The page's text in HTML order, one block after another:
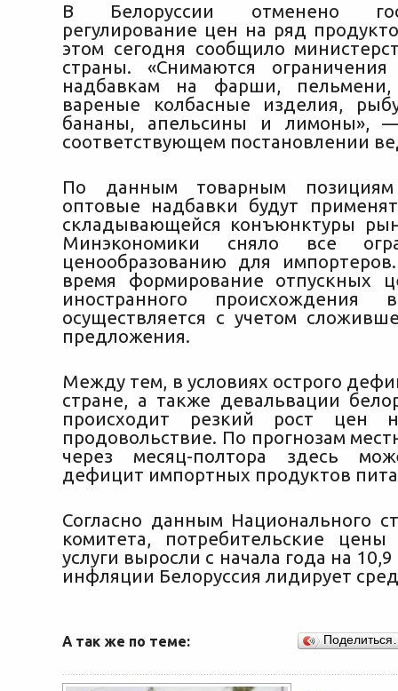
В Белоруссии отменено
регулирование цен на ряд
этом сегодня сообщило
страны. «Снимаются
надбавкам на фарши, пельмени,
вареные колбасные изделия,
бананы, апельсины и лимоны»,
соответствующем постановлении
По данным товарным
оптовые надбавки будут
складывающейся конъюнктуры
Минэкономики сняло все
ценообразованию для
время формирование отпускных
иностранного происхождения
осуществляется с учетом
предложения.
Между тем, в условиях острого
стране, а также девальвации
происходит резкий рост цен
продовольствие. По прогнозам
через месяц-полтора здесь
дефицит импортных продуктов
Согласно данным Национального
комитета, потребительские
услуги выросли с начала года на
инфляции Белоруссия лидирует
А так же по теме: